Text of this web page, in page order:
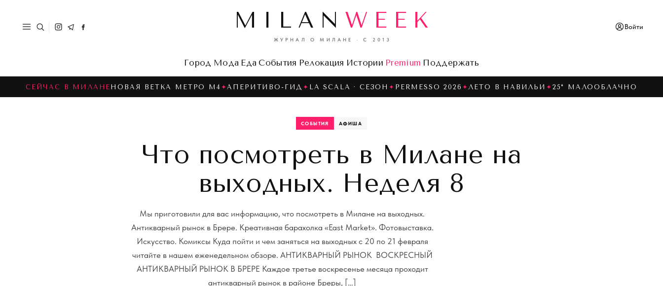
MILAN WEEK
ЖУРНАЛ О МИЛАНЕ · С 2013
Войти
Город Мода Еда События Релокация Истории Premium Поддержать
СЕЙЧАС В МИЛАНЕ НОВАЯ ВЕТКА МЕТРО M4 ✦АПЕРИТИВО-ГИД ✦ LA SCALA · СЕЗОН ✦ PERMESSO 2026 ✦ЛЕТО В НАВИЛЬИ ✦ 25° МАЛООБЛАЧНО
СОБЫТИЯ АФИША
Что посмотреть в Милане на
выходных. Неделя 8
Мы приготовили для вас информацию, что посмотреть в Милане на выходных.
Антикварный рынок в Брере. Креативная барахолка «East Market». Фотовыставка.
Искусство. Комиксы Куда пойти и чем заняться на выходных с 20 по 21 февраля
читайте в нашем еженедельном обзоре. АНТИКВАРНЫЙ РЫНОК ВОСКРЕСНЫЙ
АНТИКВАРНЫЙ РЫНОК В БРЕРЕ Каждое третье воскресенье месяца проходит
антикварный рынок в районе Бреры, […]